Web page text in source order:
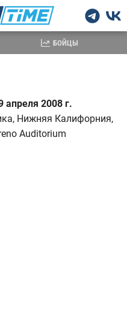
апреля 2008 г.
Нижняя Калифорния,
Auditorium
БОЙЦЫ